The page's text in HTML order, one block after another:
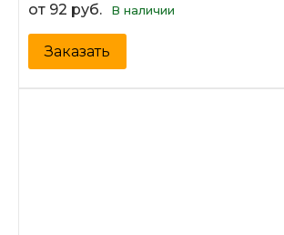
от 92 руб. В наличии
Заказать